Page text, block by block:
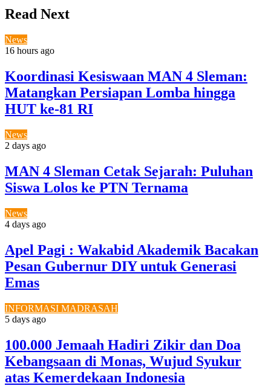
Read Next
News
16 hours ago
Koordinasi Kesiswaan MAN 4 Sleman:
Matangkan Persiapan Lomba hingga
HUT ke-81 RI
News
2 days ago
MAN 4 Sleman Cetak Sejarah: Puluhan
Siswa Lolos ke PTN Ternama
News
4 days ago
Apel Pagi : Wakabid Akademik Bacakan
Pesan Gubernur DIY untuk Generasi
Emas
INFORMASI MADRASAH
5 days ago
100.000 Jemaah Hadiri Zikir dan Doa
Kebangsaan di Monas, Wujud Syukur
atas Kemerdekaan Indonesia